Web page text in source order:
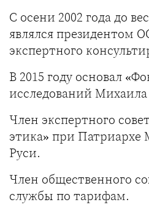
С осени 2002 года до
являлся президентом
экспертного
В 2015 году основал
исследований Михаила
Член экспертного
этика» при Патриархе
Руси.
Член общественного
службы по тарифам.